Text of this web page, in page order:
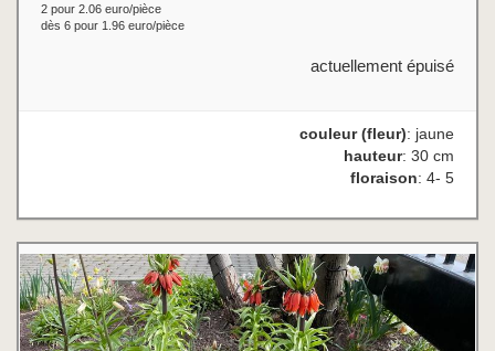
2 pour 2.06 euro/pièce
dès 6 pour 1.96 euro/pièce
actuellement épuisé
couleur (fleur): jaune
hauteur: 30 cm
floraison: 4- 5